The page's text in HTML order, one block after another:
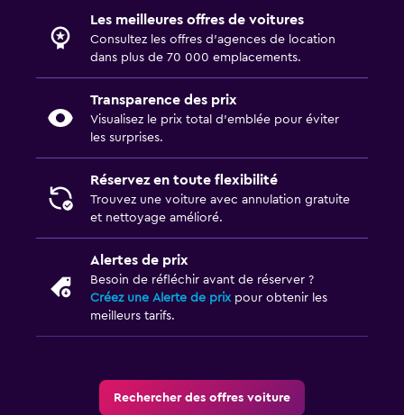
Les meilleures offres de voitures
Consultez les offres d’agences de location
dans plus de 70 000 emplacements.
Transparence des prix
Visualisez le prix total d’emblée pour éviter
les surprises.
Réservez en toute flexibilité
Trouvez une voiture avec annulation gratuite
et nettoyage amélioré.
Alertes de prix
Besoin de réfléchir avant de réserver ?
Créez une Alerte de prixpour obtenir les
meilleurs tarifs.
Rechercher des offres voiture